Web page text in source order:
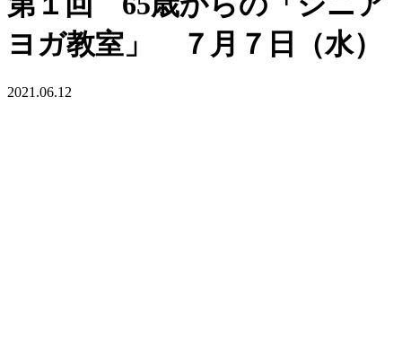
ヨガ教室」 ７月７日（水）
2021.06.12